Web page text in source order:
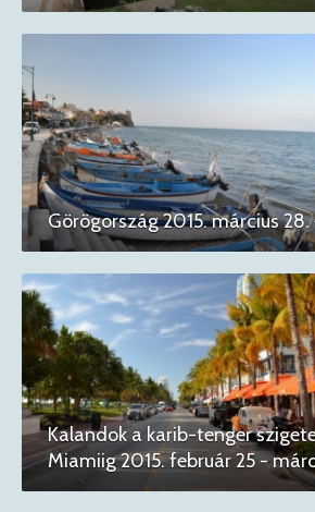
Görögország 2015. március
Kalandok a karib-tenger
Miamiig 2015. február 25 -